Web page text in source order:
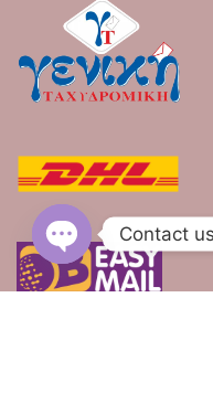
Contact us
OPEN CHATY